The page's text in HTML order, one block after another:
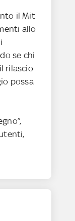
il Mit
allo
se chi
rilascio
possa